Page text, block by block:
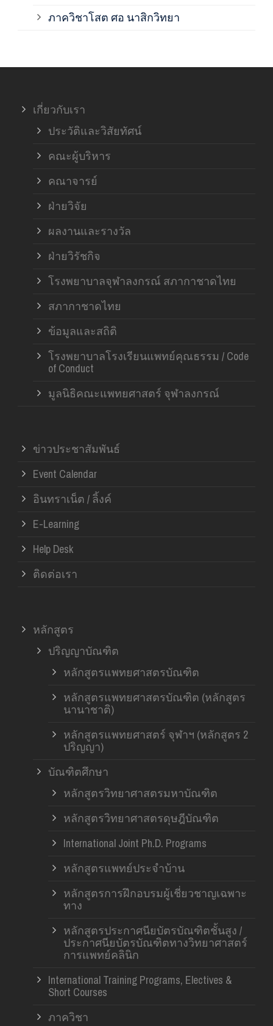
ภาควิชาโสต ศอ นาสิกวิทยา
เกี่ยวกับเรา
ประวัติและวิสัยทัศน์
คณะผู้บริหาร
คณาจารย์
ฝ่ายวิจัย
ผลงานและรางวัล
ฝ่ายวิรัชกิจ
โรงพยาบาลจุฬาลงกรณ์ สภากาชาดไทย
สภากาชาดไทย
ข้อมูลและสถิติ
โรงพยาบาลโรงเรียนแพทย์คุณธรรม / Code
of Conduct
มูลนิธิคณะแพทยศาสตร์ จุฬาลงกรณ์
ข่าวประชาสัมพันธ์
Event Calendar
อินทราเน็ต / ลิ้งค์
E-Learning
Help Desk
ติดต่อเรา
หลักสูตร
ปริญญาบัณฑิต
หลักสูตรแพทยศาสตรบัณฑิต
หลักสูตรแพทยศาสตรบัณฑิต (หลักสูตร
นานาชาติ)
หลักสูตรแพทยศาสตร์ จุฬาฯ (หลักสูตร 2
ปริญญา)
บัณฑิตศึกษา
หลักสูตรวิทยาศาสตรมหาบัณฑิต
หลักสูตรวิทยาศาสตรดุษฎีบัณฑิต
International Joint Ph.D. Programs
หลักสูตรแพทย์ประจำบ้าน
หลักสูตรการฝึกอบรมผู้เชี่ยวชาญเฉพาะ
ทาง
หลักสูตรประกาศนียบัตรบัณฑิตชั้นสูง /
ประกาศนียบัตรบัณฑิตทางวิทยาศาสตร์
การแพทย์คลินิก
International Training Programs, Electives &
Short Courses
ภาควิชา